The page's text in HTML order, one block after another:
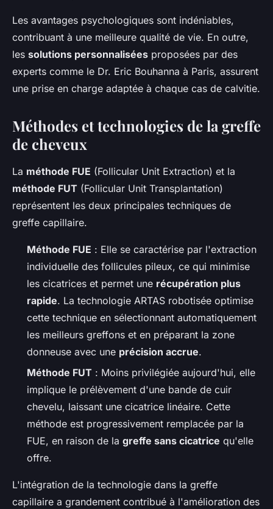
Les avantages psychologiques sont indéniables,
contribuant à une meilleure qualité de vie. En outre,
les solutions personnalisées proposées par des
experts comme le Dr. Eric Bouhanna à Paris, assurent
une prise en charge adaptée à chaque cas de calvitie.
Méthodes et technologies de la greffe
de cheveux
La méthode FUE (Follicular Unit Extraction) et la
méthode FUT (Follicular Unit Transplantation)
représentent les deux principales techniques de
greffe capillaire.
Méthode FUE : Elle se caractérise par l'extraction
individuelle des follicules pileux, ce qui minimise
les cicatrices et permet une récupération plus
rapide. La technologie ARTAS robotisée optimise
cette technique en sélectionnant automatiquement
les meilleurs greffons et en préparant la zone
donneuse avec une précision accrue.
Méthode FUT : Moins privilégiée aujourd'hui, elle
implique le prélèvement d'une bande de cuir
chevelu, laissant une cicatrice linéaire. Cette
méthode est progressivement remplacée par la
FUE, en raison de la greffe sans cicatrice qu'elle
offre.
L'intégration de la technologie dans la greffe
capillaire a grandement contribué à l'amélioration des